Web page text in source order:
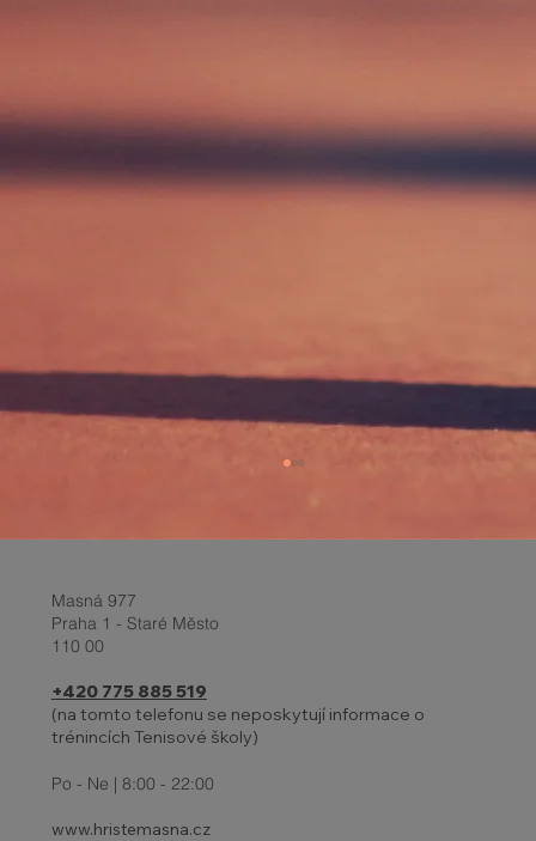
INDIVIDUÁLNÍ TRÉNINKY DĚTÍ
Masná 977
Praha 1 - Staré Město
110 00
+420 775 885 519
(na tomto telefonu se neposkytují informace o
trénincích Tenisové školy)
Po - Ne | 8:00 - 22:00
www.hristemasna.cz